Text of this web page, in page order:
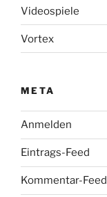
Videospiele
Vortex
META
Anmelden
Eintrags-Feed
Kommentar-Feed